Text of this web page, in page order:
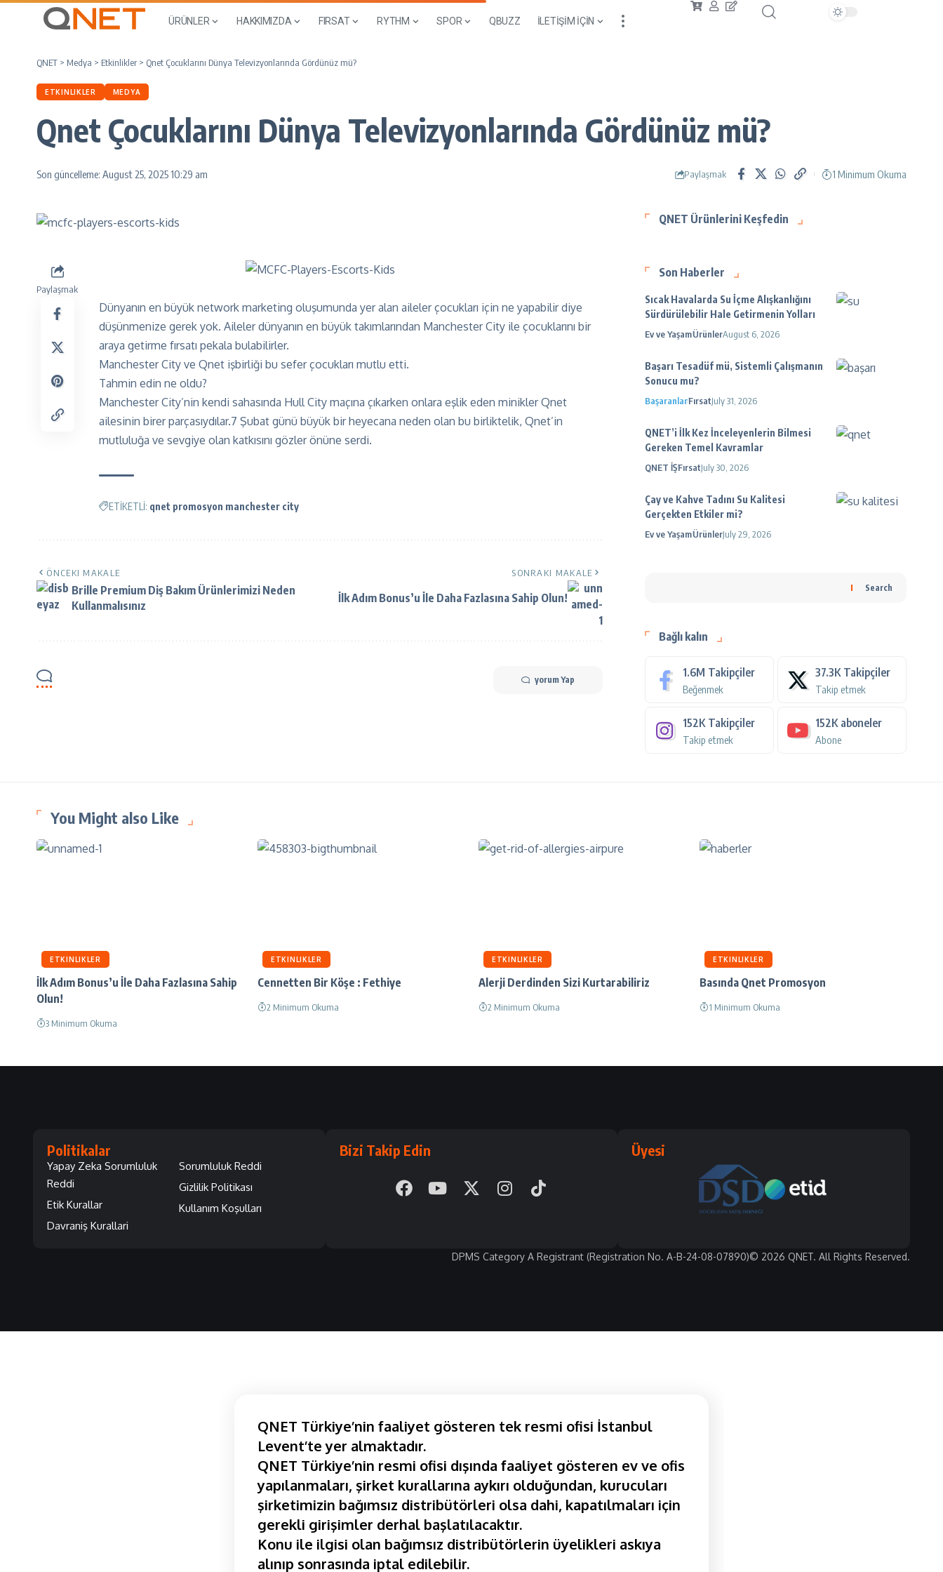
ÜRÜNLER HAKKIMIZDA FIRSAT RYTHM SPOR QBUZZ İLETİŞİM İÇİN
QNET > Medya > Etkinlikler > Qnet Çocuklarını Dünya Televizyonlarında Gördünüz mü?
ETKINLIKLER MEDYA
Qnet Çocuklarını Dünya Televizyonlarında Gördünüz mü?
Son güncelleme: August 25, 2025 10:29 am Paylaşmak 1 Minimum Okuma
Paylaşmak
Dünyanın en büyük network marketing oluşumunda yer alan aileler çocukları için ne yapabilir diye
düşünmenize gerek yok. Aileler dünyanın en büyük takımlarından Manchester City ile çocuklarını bir
araya getirme fırsatı pekala bulabilirler.
Manchester City ve Qnet işbirliği bu sefer çocukları mutlu etti.
Tahmin edin ne oldu?
Manchester City’nin kendi sahasında Hull City maçına çıkarken onlara eşlik eden minikler Qnet
ailesinin birer parçasıydılar.7 Şubat günü büyük bir heyecana neden olan bu birliktelik, Qnet’in
mutluluğa ve sevgiye olan katkısını gözler önüne serdi.
ETİKETLİ: qnet promosyon manchester city
ÖNCEKI MAKALE
Brille Premium Diş Bakım Ürünlerimizi Neden
Kullanmalısınız
SONRAKI MAKALE
İlk Adım Bonus’u İle Daha Fazlasına Sahip Olun!
yorum Yap
QNET Ürünlerini Keşfedin
Son Haberler
Sıcak Havalarda Su İçme Alışkanlığını
Sürdürülebilir Hale Getirmenin Yolları
Ev ve YaşamÜrünlerAugust 6, 2026
Başarı Tesadüf mü, Sistemli Çalışmanın
Sonucu mu?
BaşaranlarFırsatJuly 31, 2026
QNET’i İlk Kez İnceleyenlerin Bilmesi
Gereken Temel Kavramlar
QNET İŞFırsatJuly 30, 2026
Çay ve Kahve Tadını Su Kalitesi
Gerçekten Etkiler mi?
Ev ve YaşamÜrünlerJuly 29, 2026
Search
Bağlı kalın
1.6M Takipçiler
Beğenmek
37.3K Takipçiler
Takip etmek
152K Takipçiler
Takip etmek
152K aboneler
Abone
You Might also Like
ETKINLIKLER
İlk Adım Bonus’u İle Daha Fazlasına Sahip
Olun!
3 Minimum Okuma
ETKINLIKLER
Cennetten Bir Köşe : Fethiye
2 Minimum Okuma
ETKINLIKLER
Alerji Derdinden Sizi Kurtarabiliriz
2 Minimum Okuma
ETKINLIKLER
Basında Qnet Promosyon
1 Minimum Okuma
Politikalar
Yapay Zeka Sorumluluk
Reddi
Etik Kurallar
Davraniş Kurallari
Sorumluluk Reddi
Gizlilik Politikası
Kullanım Koşulları
Bizi Takip Edin Üyesi
© 2026 QNET. All Rights Reserved.
DPMS Category A Registrant (Registration No. A-B-24-08-07890)
QNET Türkiye’nin faaliyet gösteren tek resmi ofisi İstanbul
Levent’te yer almaktadır.
QNET Türkiye’nin resmi ofisi dışında faaliyet gösteren ev ve ofis
yapılanmaları, şirket kurallarına aykırı olduğundan, kurucuları
şirketimizin bağımsız distribütörleri olsa dahi, kapatılmaları için
gerekli girişimler derhal başlatılacaktır.
Konu ile ilgisi olan bağımsız distribütörlerin üyelikleri askıya
alınıp sonrasında iptal edilebilir.